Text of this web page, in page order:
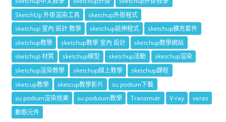
SketchUp 外掛渲染工具
sketchup外掛程式
sketchup 室內 設計 教學
sketchup延伸程式
sketchup擴充套件
sketchup教學
sketchup教學 室內 設計
sketchup教學網站
sketchup 材質
sketchup模型 sketchup活動
sketchup渲染
sketchup渲染教學
sketchup線上教學
sketchup課程
sketcup教學
sketcup教學影片
su podium下載
su podium渲染效果
su poduium教學 Transmutr V-ray
veras
動態元件